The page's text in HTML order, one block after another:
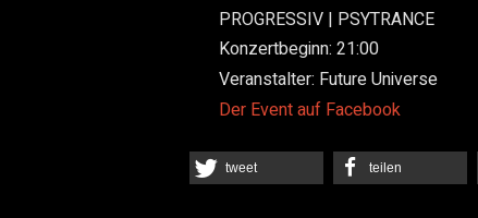
PROGRESSIV | PSYTRANCE
Konzertbeginn: 21:00
Veranstalter: Future Universe
Der Event auf Facebook
tweet teilen